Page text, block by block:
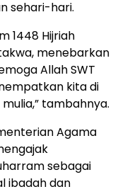
sehari-hari.
1448 Hijriah
menebarkan
Allah SWT
kita di
tambahnya.
Agama
sebagai
ibadah dan